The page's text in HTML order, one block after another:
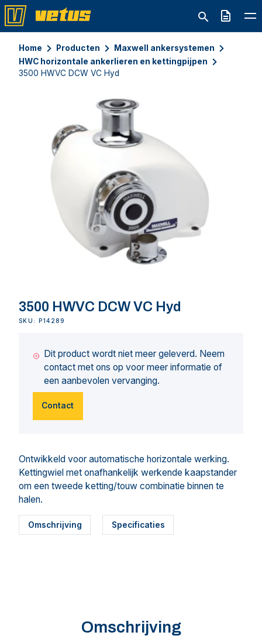
Offerte
Home Producten
Maxwell ankersystemen
HWC horizontale ankerlieren en kettingpijpen
3500 HWVC DCW VC Hyd
3500 HWVC DCW VC Hyd
SKU: P14289
Dit product wordt niet meer geleverd. Neem
contact met ons op voor meer informatie of
een aanbevolen vervanging.
Contact
Ontwikkeld voor automatische horizontale werking.
Kettingwiel met onafhankelijk werkende kaapstander
om een tweede ketting/touw combinatie binnen te
halen.
Omschrijving Specificaties
Omschrijving